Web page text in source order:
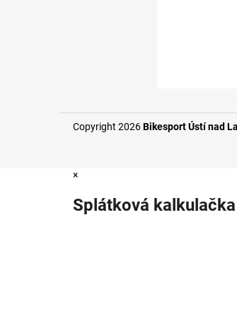
Copyright 2026Bikesport Ústí nad
×
Splátková kalkulačka